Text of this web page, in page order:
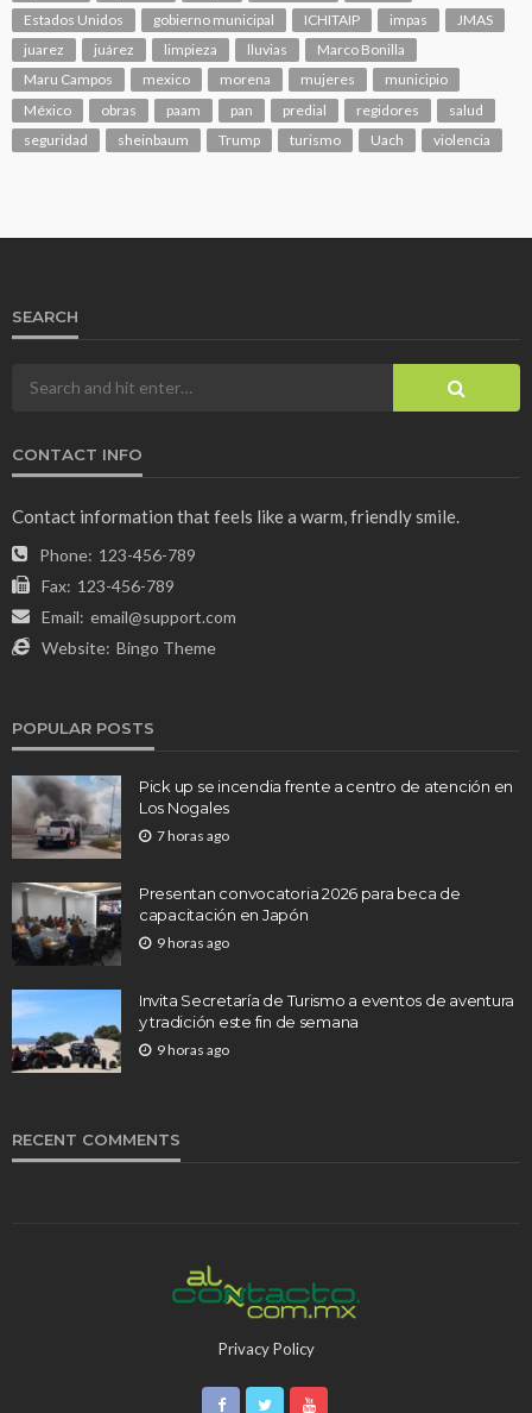
Estados Unidos
gobierno municipal ICHITAIP impas
JMAS
juarez
juárez limpieza lluvias
Marco Bonilla
Maru Campos
mexico morena mujeres
municipio
México
obras paam pan predial regidores
salud
seguridad
sheinbaum Trump turismo Uach violencia
SEARCH
CONTACT INFO
Contact information that feels like a warm, friendly smile.
Phone: 123-456-789
Fax: 123-456-789
Email: email@support.com
Website: Bingo Theme
POPULAR POSTS
Pick up se incendia frente a centro de atención en
Los Nogales
7 horas ago
Presentan convocatoria 2026 para beca de
capacitación en Japón
9 horas ago
Invita Secretaría de Turismo a eventos de aventura
y tradición este fin de semana
9 horas ago
RECENT COMMENTS
Privacy Policy